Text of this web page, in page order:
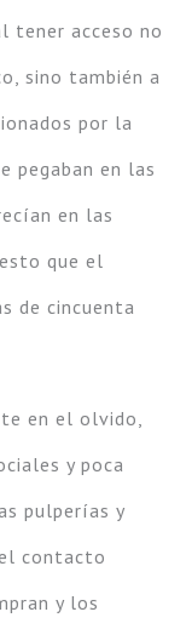
tener acceso no
sino también a
por la
pegaban en las
en las
que el
de cincuenta
en el olvido,
y poca
pulperías y
contacto
y los